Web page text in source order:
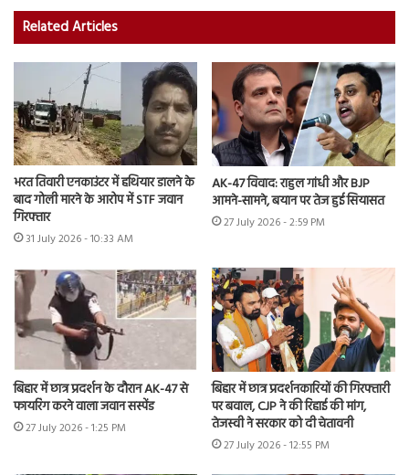
Related Articles
भरत तिवारी एनकाउंटर में हथियार डालने के
बाद गोली मारने के आरोप में STF जवान
गिरफ्तार
31 July 2026 - 10:33 AM
AK-47 विवाद: राहुल गांधी और BJP
आमने-सामने, बयान पर तेज हुई सियासत
27 July 2026 - 2:59 PM
बिहार में छात्र प्रदर्शन के दौरान AK-47 से
फायरिंग करने वाला जवान सस्पेंड
27 July 2026 - 1:25 PM
बिहार में छात्र प्रदर्शनकारियों की गिरफ्तारी
पर बवाल, CJP ने की रिहाई की मांग,
तेजस्वी ने सरकार को दी चेतावनी
27 July 2026 - 12:55 PM